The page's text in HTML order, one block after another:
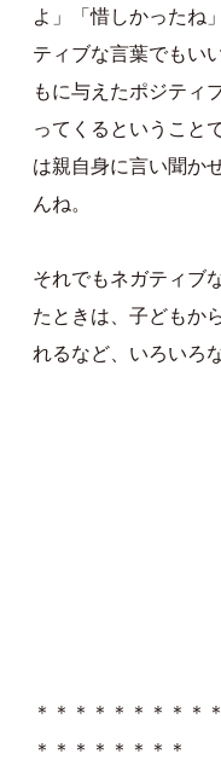
よ」「惜しかったね
ティブな言葉でもい
もに与えたポジティ
ってくるということ
は親自身に言い聞か
んね。
それでもネガティブ
たときは、子どもか
れるなど、いろいろ
＊＊＊＊＊＊＊＊＊
＊＊＊＊＊＊＊＊